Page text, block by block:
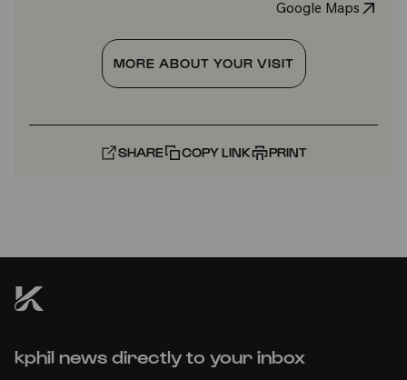
Google Maps
MORE ABOUT YOUR VISIT
SHARE COPY LINK PRINT
kphil news directly to your inbox